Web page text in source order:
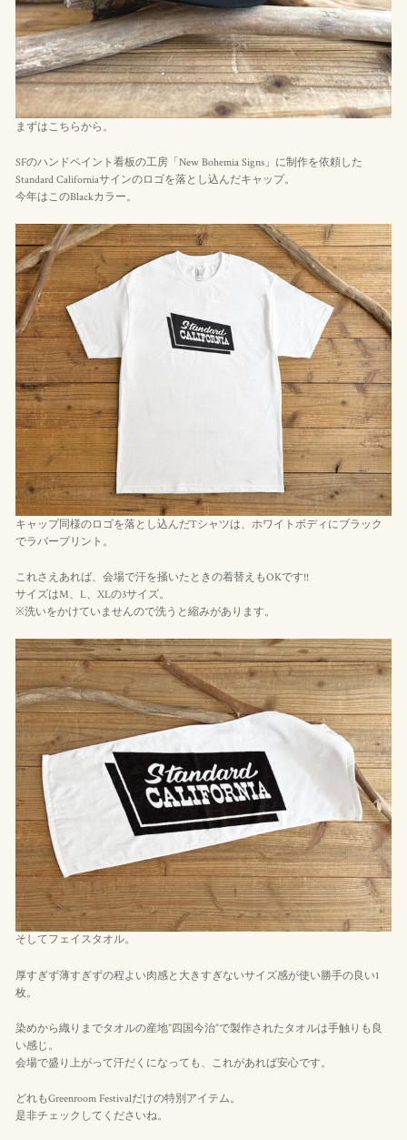
まずはこちらから。
SFのハンドペイント看板の工房「New Bohemia Signs」に制作を依頼した
Standard Californiaサインのロゴを落とし込んだキャップ。
今年はこのBlackカラー。
キャップ同様のロゴを落とし込んだTシャツは、ホワイトボディにブラック
でラバープリント。
これさえあれば、会場で汗を掻いたときの着替えもOKです!!
サイズはM、L、XLの3サイズ。
※洗いをかけていませんので洗うと縮みがあります。
そしてフェイスタオル。
厚すぎず薄すぎずの程よい肉感と大きすぎないサイズ感が使い勝手の良い1
枚。
染めから織りまでタオルの産地”四国今治”で製作されたタオルは手触りも良
い感じ。
会場で盛り上がって汗だくになっても、これがあれば安心です。
どれもGreenroom Festivalだけの特別アイテム。
是非チェックしてくださいね。